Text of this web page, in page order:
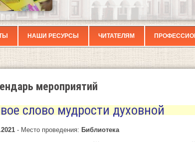
НАШИ РЕСУРСЫ ЧИТАТЕЛЯМ
мероприятий
слово мудрости духовной
- Место проведения: Библиотека